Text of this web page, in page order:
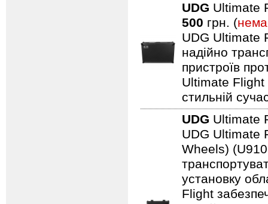
UDG Ultimate
500 грн. (
UDG Ultimate
надійно
пристроїв
Ultimate Flight
стильній
UDG Ultimate
UDG Ultimate
Wheels)
установку
Flight